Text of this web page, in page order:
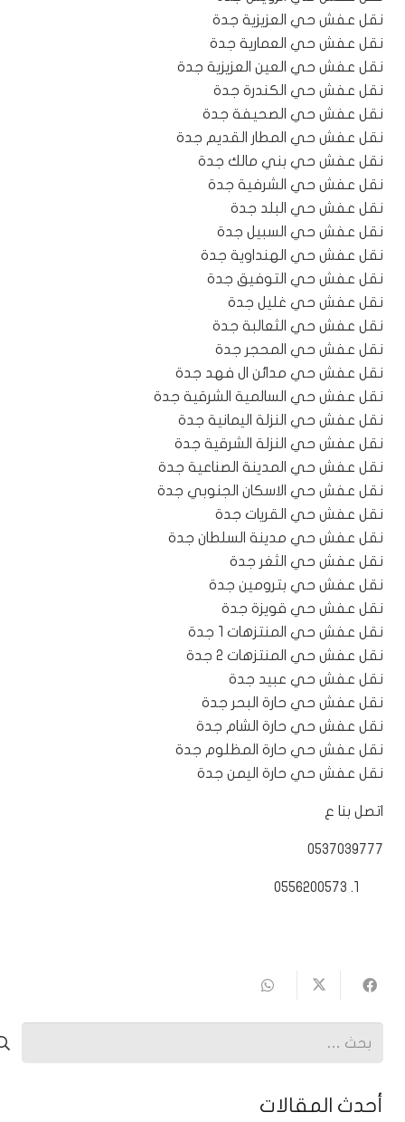
نقل عفش حي العزيزية جدة
نقل عفش حي العمارية جدة
نقل عفش حي العين العزيزية جدة
نقل عفش حي الكندرة جدة
نقل عفش حي الصحيفة جدة
نقل عفش حي المطار القديم جدة
نقل عفش حي بني مالك جدة
نقل عفش حي الشرفية جدة
نقل عفش حي البلد جدة
نقل عفش حي السبيل جدة
نقل عفش حي الهنداوية جدة
نقل عفش حي التوفيق جدة
نقل عفش حي غليل جدة
نقل عفش حي الثعالبة جدة
نقل عفش حي المحجر جدة
نقل عفش حي مدائن ال فهد جدة
نقل عفش حي السالمية الشرقية جدة
نقل عفش حي النزلة اليمانية جدة
نقل عفش حي النزلة الشرقية جدة
نقل عفش حي المدينة الصناعية جدة
نقل عفش حي الاسكان الجنوبي جدة
نقل عفش حي القريات جدة
نقل عفش حي مدينة السلطان جدة
نقل عفش حي الثغر جدة
نقل عفش حي بترومين جدة
نقل عفش حي قويزة جدة
نقل عفش حي المنتزهات 1 جدة
نقل عفش حي المنتزهات 2 جدة
نقل عفش حي عبيد جدة
نقل عفش حي حارة البحر جدة
نقل عفش حي حارة الشام جدة
نقل عفش حي حارة المظلوم جدة
نقل عفش حي حارة اليمن جدة
اتصل بنا ع
0537039777
0556200573
البحث
أحدث المقالات